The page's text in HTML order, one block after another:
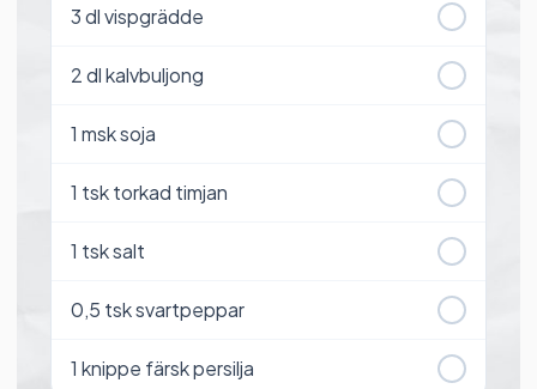
3dl vispgrädde
2dl kalvbuljong
1 msk soja
1 tsk torkad timjan
1 tsk salt
0,5 tsk svartpeppar
1 knippe färsk persilja